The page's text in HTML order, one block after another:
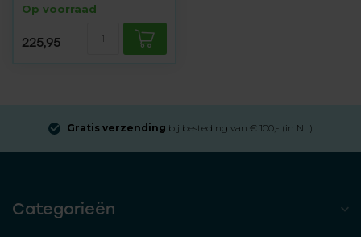
Op voorraad
225,95
Gratis verzending bij besteding van € 100,- (in NL)
Categorieën